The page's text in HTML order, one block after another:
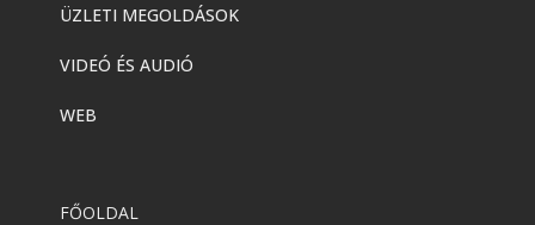
ÜZLETI MEGOLDÁSOK
VIDEÓ ÉS AUDIÓ
WEB
FŐOLDAL